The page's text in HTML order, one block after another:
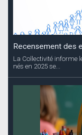
Recensement des
La Collectivité informe
nés en 2025 se...